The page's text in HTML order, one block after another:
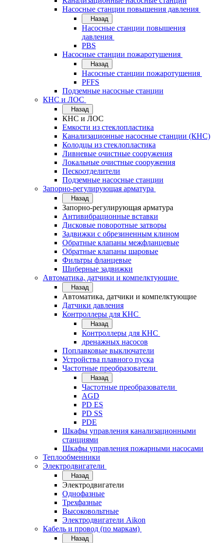
Насосные станции повышения давления
Назад
Насосные станции повышения
давления
PBS
Насосные станции пожаротушения
Назад
Насосные станции пожаротушения
PFFS
Подземные насосные станции
КНС и ЛОС
Назад
КНС и ЛОС
Емкости из стеклопластика
Канализационные насосные станции (КНС)
Колодцы из стеклопластика
Ливневые очистные сооружения
Локальные очистные сооружения
Пескоотделители
Подземные насосные станции
Запорно-регулирующая арматура
Назад
Запорно-регулирующая арматура
Антивибрационные вставки
Дисковые поворотные затворы
Задвижки с обрезиненным клином
Обратные клапаны межфланцевые
Обратные клапаны шаровые
Фильтры фланцевые
Шиберные задвижки
Автоматика, датчики и компелктующие
Назад
Автоматика, датчики и компелктующие
Датчики давления
Контроллеры для КНС
Назад
Контроллеры для КНС
дренажных насосов
Поплавковые выключатели
Устройства плавного пуска
Частотные преобразователи
Назад
Частотные преобразователи
AGD
PD ES
PD SS
PDE
Шкафы управления канализационными
станциями
Шкафы управления пожарными насосами
Теплообменники
Электродвигатели
Назад
Электродвигатели
Однофазные
Трехфазные
Высоковольтные
Электродвигатели Aikon
Кабель и провод (по маркам)
Назад